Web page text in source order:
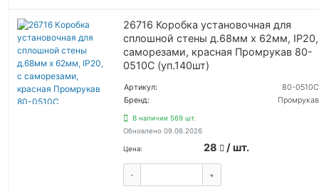
26716 Коробка установочная для
сплошной стены д.68мм х 62мм,
саморезами, красная Промрукав 80-
0510С (уп.140шт)
Артикул:
80-0510С
Бренд:
Промрукав
В наличии 569 шт.
Обновлено 09.06.2026
Цена: 28 / шт.
- +